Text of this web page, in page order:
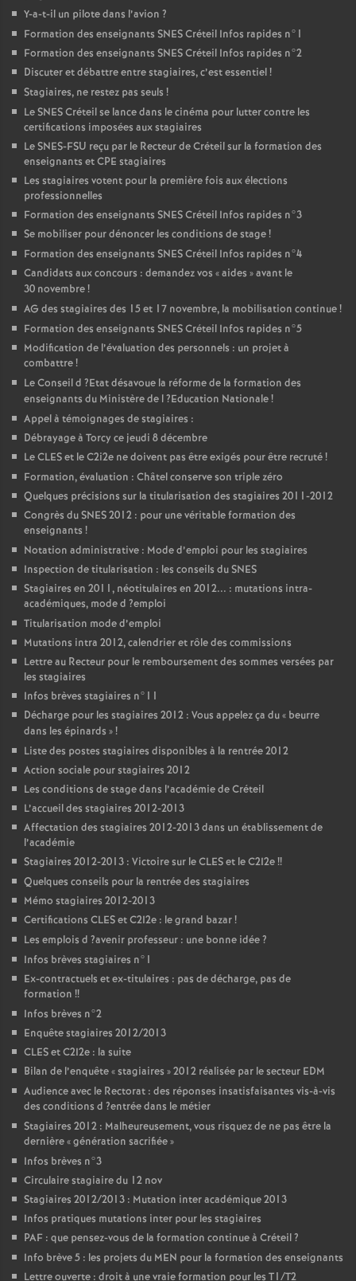
Y-a-t-il un pilote dans l’avion ?
Formation des enseignants SNESCréteil Infos rapides n°1
Formation des enseignants SNESCréteil Infos rapides n°2
Discuter et débattre entre stagiaires, c’est essentiel!
Stagiaires, ne restez pas seuls !
LeSNESCréteil se lance dans le cinéma pour lutter contre les
certifications imposées aux stagiaires
LeSNES-FSU reçu par le Recteur de Créteil sur la formation des
enseignants etCPE stagiaires
Les stagiaires votent pour la première fois aux élections
professionnelles
Formation des enseignants SNESCréteil Infos rapides n°3
Se mobiliser pour dénoncer les conditions de stage!
Formation des enseignants SNESCréteil Infos rapides n°4
Candidats aux concours : demandez vos «aides » avant le
30 novembre!
AG des stagiaires des 15 et 17 novembre, la mobilisation continue!
Formation des enseignants SNESCréteil Infos rapides n°5
Modification de l’évaluation des personnels : un projet à
combattre!
Le Conseil d ?Etat désavoue la réforme de la formation des
enseignants du Ministère de l?Education Nationale!
Appel à témoignages de stagiaires :
Débrayage à Torcy ce jeudi 8 décembre
LeCLESet le C2i2e ne doivent pas être exigés pour être recruté!
Formation, évaluation : Châtel conserve son triple zéro
Quelques précisions sur la titularisation des stagiaires 2011-2012
Congrès duSNES2012 : pour une véritable formation des
enseignants !
Notation administrative : Mode d’emploi pour les stagiaires
Inspection de titularisation : les conseils duSNES
Stagiaires en 2011, néotitulaires en 2012... : mutations intra-
académiques, mode d ?emploi
Titularisation mode d’emploi
Mutations intra 2012, calendrier et rôle des commissions
Lettre au Recteur pour le remboursement des sommes versées par
les stagiaires
Infos brèves stagiaires n°11
Décharge pour les stagiaires 2012 : Vous appelez ça du « beurre
dans les épinards »!
Liste des postes stagiaires disponibles à la rentrée 2012
Action sociale pour stagiaires 2012
Les conditions de stage dans l’académie de Créteil
L’accueil des stagiaires 2012-2013
Affectation des stagiaires 2012-2013 dans un établissement de
l’académie
Stagiaires 2012-2013 : Victoire sur leCLESet le C2I2e!!
Quelques conseils pour la rentrée des stagiaires
Mémo stagiaires 2012-2013
Certifications CLESet C2I2e : le grand bazar!
Les emplois d ?avenir professeur : une bonne idée?
Infos brèves stagiaires n°1
Ex-contractuels et ex-titulaires : pas de décharge, pas de
formation !!
Infos brèves n°2
Enquête stagiaires 2012/2013
CLESet C2I2e : la suite
Bilan de l’enquête «stagiaires » 2012 réalisée par le secteur EDM
Audience avec le Rectorat : des réponses insatisfaisantes vis-à-vis
des conditions d ?entrée dans le métier
Stagiaires 2012 : Malheureusement, vous risquez de ne pas être la
dernière «génération sacrifiée»
Infos brèves n°3
Circulaire stagiaire du 12 nov
Stagiaires 2012/2013 : Mutation inter académique 2013
Infos pratiques mutations inter pour les stagiaires
PAF : que pensez-vous de la formation continue à Créteil?
Info brève 5 : les projets du MEN pour la formation des enseignants
Lettre ouverte : droit à une vraie formation pour les T1/T2